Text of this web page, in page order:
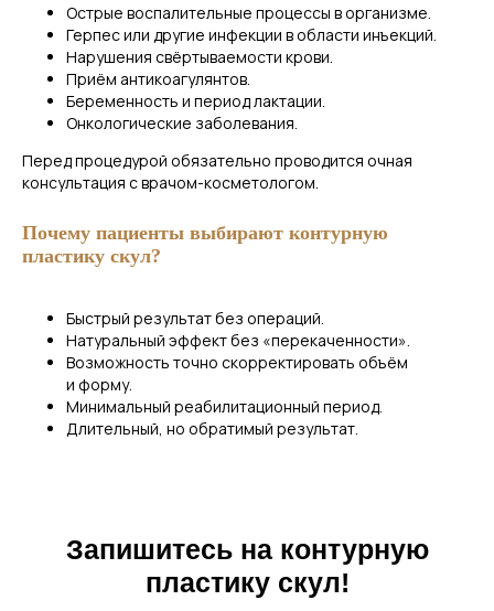
Острые воспалительные процессы в организме.
Герпес или другие инфекции в области инъекций.
Нарушения свёртываемости крови.
Приём антикоагулянтов.
Беременность и период лактации.
Онкологические заболевания.
Перед процедурой обязательно проводится очная
консультация с врачом-косметологом.
Почему пациенты выбирают контурную
пластику скул?
Быстрый результат без операций.
Натуральный эффект без «перекаченности».
Возможность точно скорректировать объём
и форму.
Минимальный реабилитационный период.
Длительный, но обратимый результат.
+7
Я соглашаюсь наобработку
персональных данных
Оставить заявку